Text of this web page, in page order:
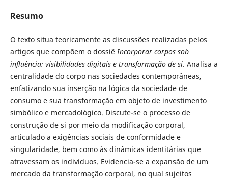
Resumo
O texto situa teoricamente as discussões realizadas pelos
artigos que compõem o dossiê Incorporar corpos sob
influência: visibilidades digitais e transformação de si. Analisa a
centralidade do corpo nas sociedades contemporâneas,
enfatizando sua inserção na lógica da sociedade de
consumo e sua transformação em objeto de investimento
simbólico e mercadológico. Discute-se o processo de
construção de si por meio da modificação corporal,
articulado a exigências sociais de conformidade e
singularidade, bem como às dinâmicas identitárias que
atravessam os indivíduos. Evidencia-se a expansão de um
mercado da transformação corporal, no qual sujeitos